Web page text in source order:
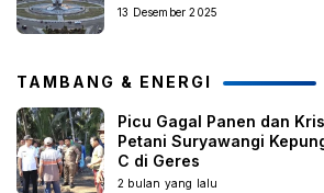
13 Desember 2025
TAMBANG & ENERGI
Picu Gagal Panen dan
Petani Suryawangi
C di Geres
2 bulan yang lalu